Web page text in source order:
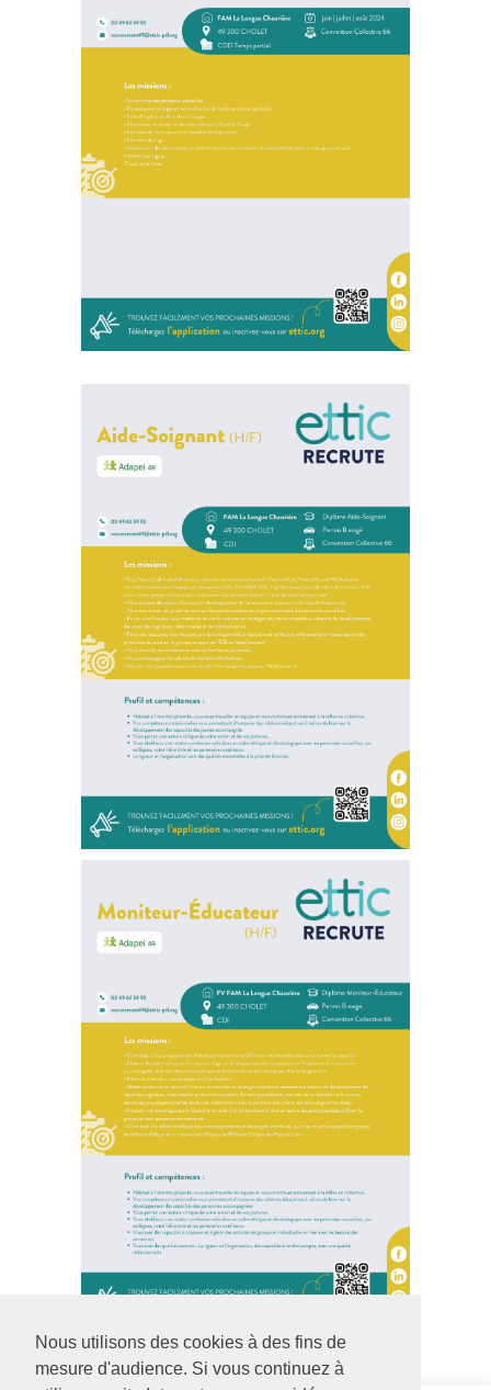
Nous utilisons des cookies à des fins de
mesure d'audience. Si vous continuez à